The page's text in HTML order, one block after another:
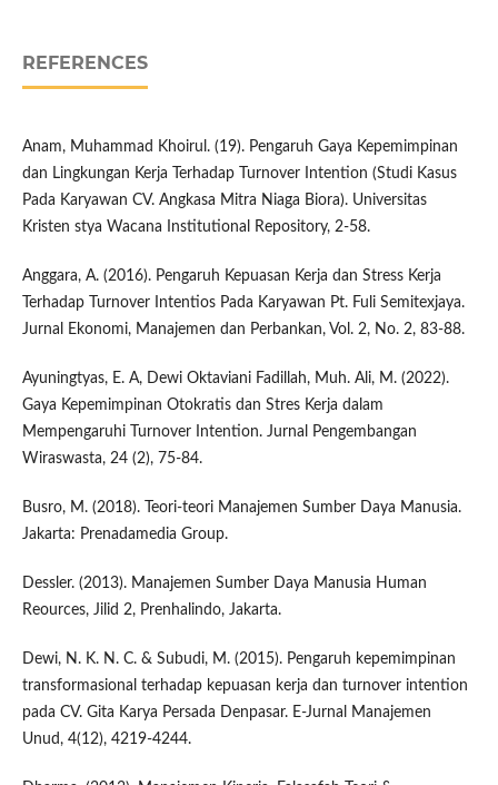
REFERENCES
Anam, Muhammad Khoirul. (19). Pengaruh Gaya Kepemimpinan
dan Lingkungan Kerja Terhadap Turnover Intention (Studi Kasus
Pada Karyawan CV. Angkasa Mitra Niaga Biora). Universitas
Kristen stya Wacana Institutional Repository, 2-58.
Anggara, A. (2016). Pengaruh Kepuasan Kerja dan Stress Kerja
Terhadap Turnover Intentios Pada Karyawan Pt. Fuli Semitexjaya.
Jurnal Ekonomi, Manajemen dan Perbankan, Vol. 2, No. 2, 83-88.
Ayuningtyas, E. A, Dewi Oktaviani Fadillah, Muh. Ali, M. (2022).
Gaya Kepemimpinan Otokratis dan Stres Kerja dalam
Mempengaruhi Turnover Intention. Jurnal Pengembangan
Wiraswasta, 24 (2), 75-84.
Busro, M. (2018). Teori-teori Manajemen Sumber Daya Manusia.
Jakarta: Prenadamedia Group.
Dessler. (2013). Manajemen Sumber Daya Manusia Human
Reources, Jilid 2, Prenhalindo, Jakarta.
Dewi, N. K. N. C. & Subudi, M. (2015). Pengaruh kepemimpinan
transformasional terhadap kepuasan kerja dan turnover intention
pada CV. Gita Karya Persada Denpasar. E-Jurnal Manajemen
Unud, 4(12), 4219-4244.